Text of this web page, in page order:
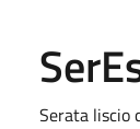
Serata liscio